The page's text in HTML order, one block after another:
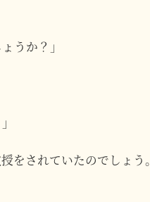
うか？」
をされていたのでしょう。